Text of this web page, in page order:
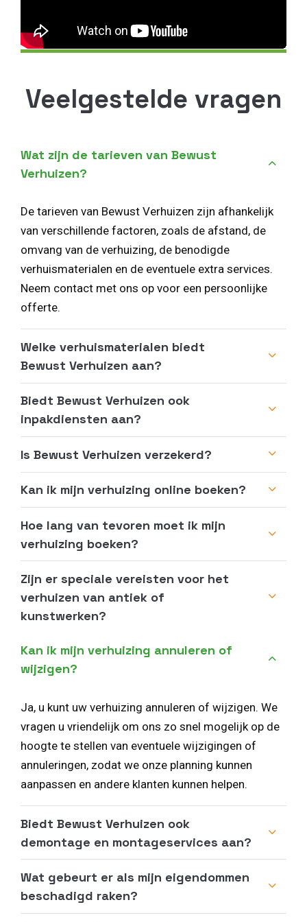
Veelgestelde vragen
Wat zijn de tarieven van Bewust
Verhuizen?
De tarieven van Bewust Verhuizen zijn afhankelijk
van verschillende factoren, zoals de afstand, de
omvang van de verhuizing, de benodigde
verhuismaterialen en de eventuele extra services.
Neem contact met ons op voor een persoonlijke
offerte.
Welke verhuismaterialen biedt
Bewust Verhuizen aan?
Biedt Bewust Verhuizen ook
inpakdiensten aan?
Is Bewust Verhuizen verzekerd?
Kan ik mijn verhuizing online boeken?
Hoe lang van tevoren moet ik mijn
verhuizing boeken?
Zijn er speciale vereisten voor het
verhuizen van antiek of
kunstwerken?
Kan ik mijn verhuizing annuleren of
wijzigen?
Ja, u kunt uw verhuizing annuleren of wijzigen. We
vragen u vriendelijk om ons zo snel mogelijk op de
hoogte te stellen van eventuele wijzigingen of
annuleringen, zodat we onze planning kunnen
aanpassen en andere klanten kunnen helpen.
Biedt Bewust Verhuizen ook
demontage en montageservices aan?
Wat gebeurt er als mijn eigendommen
beschadigd raken?